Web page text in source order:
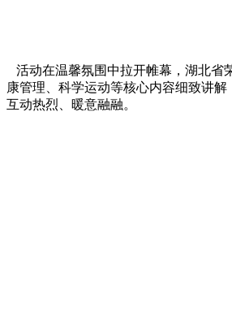
活动在温馨氛围中拉开帷幕，湖北省
康管理、科学运动等核心内容细致讲
互动热烈、暖意融融。